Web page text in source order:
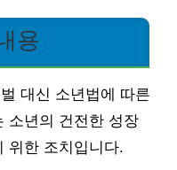
용
대신 소년법에 따른
소년의 건전한 성장
위한 조치입니다.